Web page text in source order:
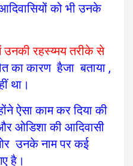
को भी उनके
रहस्य्मय तरीके से
का कारण हैजा बताया ,
था।
ऐसा काम कर दिया की
ओडिशा की आदिवासी
उनके नाम पर कई
है।